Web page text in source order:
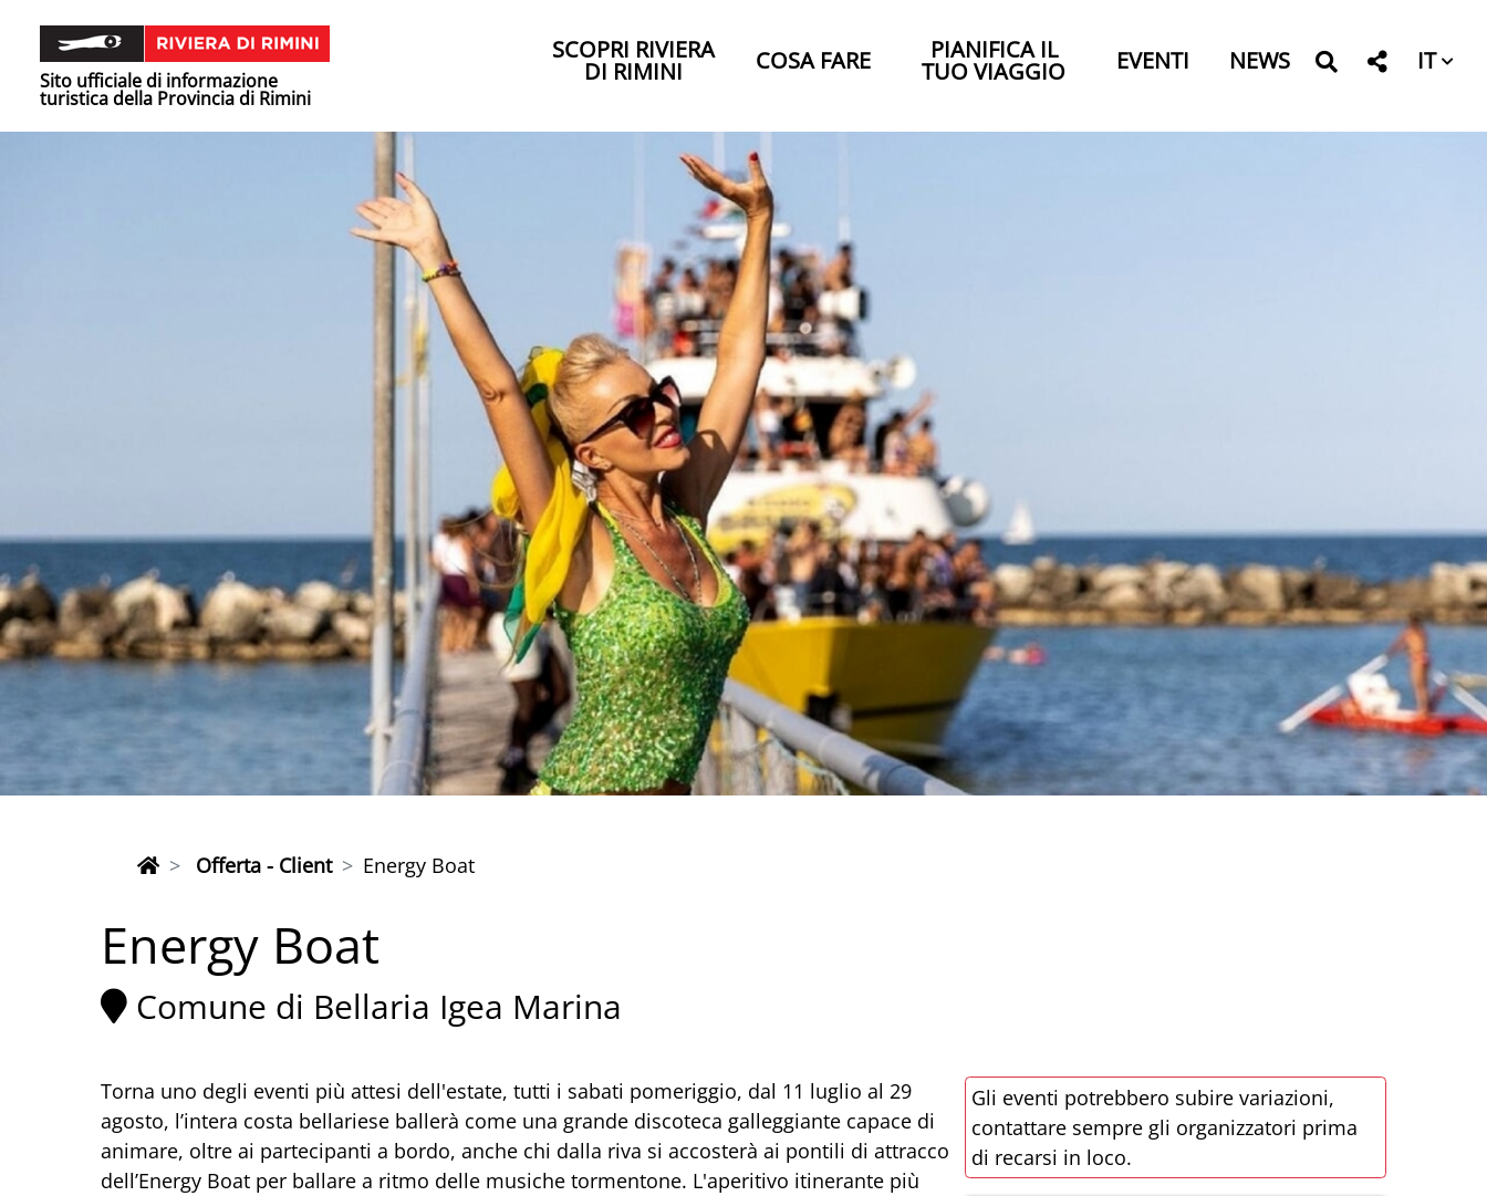
Sito ufficiale di informazione
turistica della Provincia di Rimini
SCOPRI RIVIERA
DI RIMINI COSA FARE PIANIFICA IL
TUO VIAGGIO EVENTI NEWS IT
Offerta - Client Energy Boat
Energy Boat
Comune di Bellaria Igea Marina
Torna uno degli eventi più attesi dell'estate, tutti i sabati pomeriggio, dal 11 luglio al 29
agosto, l’intera costa bellariese ballerà come una grande discoteca galleggiante capace di
animare, oltre ai partecipanti a bordo, anche chi dalla riva si accosterà ai pontili di attracco
dell’Energy Boat per ballare a ritmo delle musiche tormentone. L'aperitivo itinerante più
Gli eventi potrebbero subire variazioni,
contattare sempre gli organizzatori prima
di recarsi in loco.